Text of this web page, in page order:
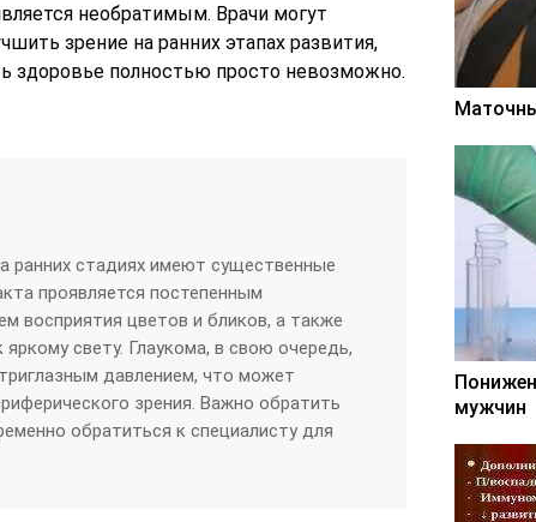
необратимым. Врачи могут
зрение на ранних этапах развития,
здоровье полностью просто невозможно.
ранних стадиях имеют существенные
проявляется постепенным
восприятия цветов и бликов, а также
свету. Глаукома, в свою очередь,
давлением, что может
зрения. Важно обратить
обратиться к специалисту для
мужчин